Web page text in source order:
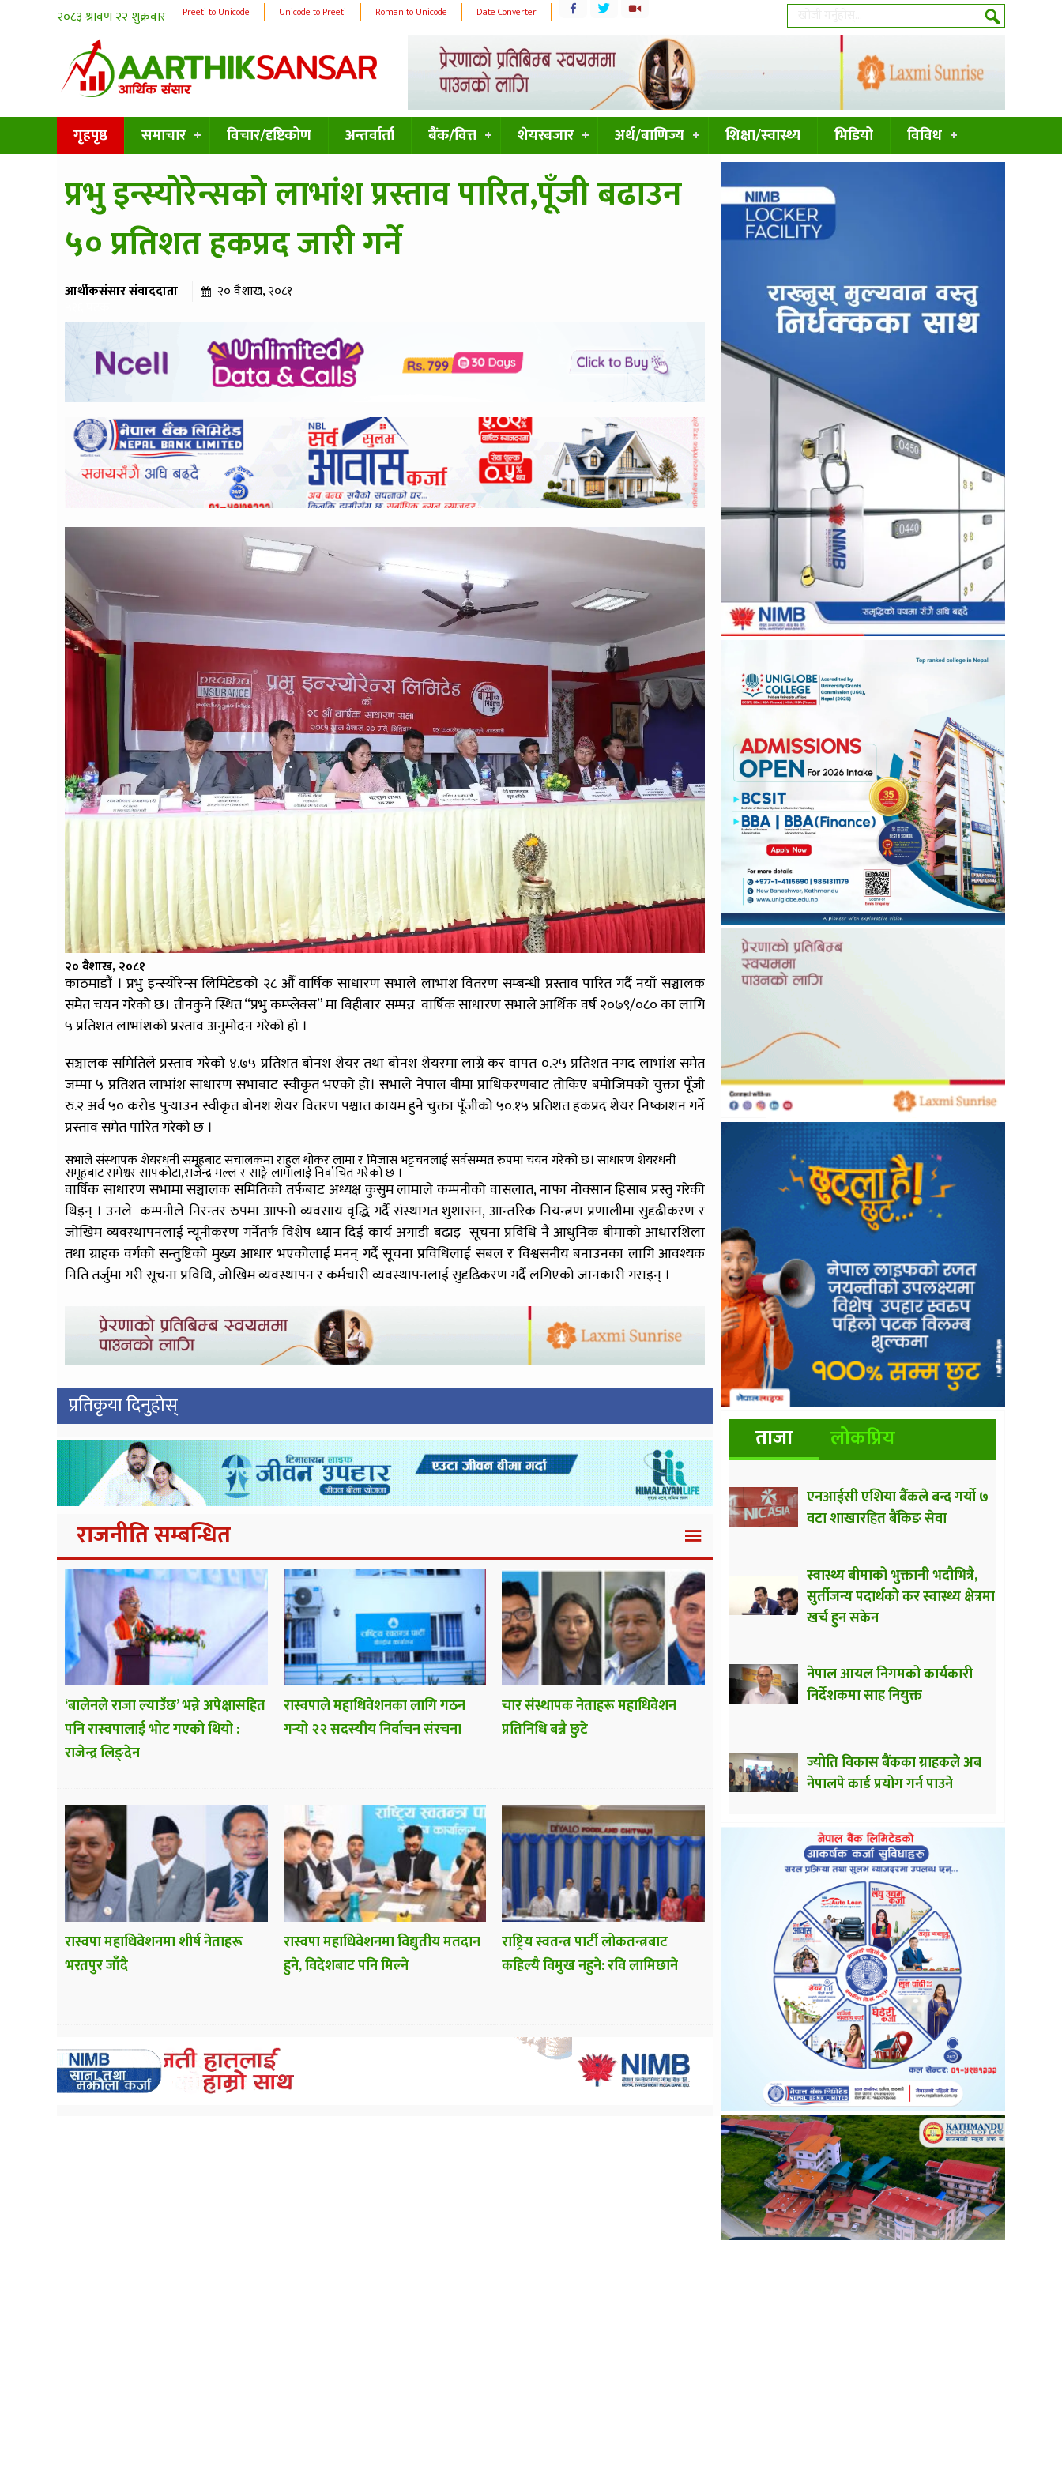
Preeti to Unicode Unicode to Preeti Roman to Unicode Date Converter
गृहपृष्ठ समाचार विचार/दृष्टिकोण अन्तर्वार्ता बैंक/वित्त शेयरबजार अर्थ/बाणिज्य शिक्षा/स्वास्थ्य भिडियो विविध
प्रभु इन्स्योरेन्सको लाभांश प्रस्ताव पारित,पूँजी बढाउन
५० प्रतिशत हकप्रद जारी गर्ने
आर्थीकसंसार संवाददाता २० वैशाख, २०८१
२० वैशाख, २०८१
काठमाडौं । प्रभु इन्स्योरेन्स लिमिटेडको २८ औँ वार्षिक साधारण सभाले लाभांश वितरण सम्बन्धी प्रस्ताव पारित गर्दै नयाँ सञ्चालक
समेत चयन गरेको छ। तीनकुने स्थित “प्रभु कम्प्लेक्स” मा बिहीबार सम्पन्न वार्षिक साधारण सभाले आर्थिक वर्ष २०७९/०८० का लागि
५ प्रतिशत लाभांशको प्रस्ताव अनुमोदन गरेको हो ।
सञ्चालक समितिले प्रस्ताव गरेको ४.७५ प्रतिशत बोनश शेयर तथा बोनश शेयरमा लाग्ने कर वापत ०.२५ प्रतिशत नगद लाभांश समेत
जम्मा ५ प्रतिशत लाभांश साधारण सभाबाट स्वीकृत भएको हो। सभाले नेपाल बीमा प्राधिकरणबाट तोकिए बमोजिमको चुक्ता पूँजी
रु.२ अर्व ५० करोड पुर्‍याउन स्वीकृत बोनश शेयर वितरण पश्चात कायम हुने चुक्ता पूँजीको ५०.१५ प्रतिशत हकप्रद शेयर निष्काशन गर्ने
प्रस्ताव समेत पारित गरेको छ ।
सभाले संस्थापक शेयरधनी समूहबाट संचालकमा राहुल थोकर लामा र मिजास भट्टचनलाई सर्वसम्मत रुपमा चयन गरेको छ। साधारण शेयरधनी
समूहबाट रामेश्वर सापकोटा,राजेन्द्र मल्ल र साङ्गे लामालाई निर्वाचित गरेको छ ।
वार्षिक साधारण सभामा सञ्चालक समितिको तर्फबाट अध्यक्ष कुसुम लामाले कम्पनीको वासलात, नाफा नोक्सान हिसाब प्रस्तु गरेकी
थिइन् । उनले कम्पनीले निरन्तर रुपमा आफ्नो व्यवसाय वृद्धि गर्दै संस्थागत शुशासन, आन्तरिक नियन्त्रण प्रणालीमा सुदृढीकरण र
जोखिम व्यवस्थापनलाई न्यूनीकरण गर्नेतर्फ विशेष ध्यान दिई कार्य अगाडी बढाइ सूचना प्रविधि नै आधुनिक बीमाको आधारशिला
तथा ग्राहक वर्गको सन्तुष्टिको मुख्य आधार भएकोलाई मनन् गर्दै सूचना प्रविधिलाई सबल र विश्वसनीय बनाउनका लागि आवश्यक
निति तर्जुमा गरी सूचना प्रविधि, जोखिम व्यवस्थापन र कर्मचारी व्यवस्थापनलाई सुदृढिकरण गर्दै लगिएको जानकारी गराइन् ।
प्रतिकृया दिनुहोस्
राजनीति सम्बन्धित
‘बालेनले राजा ल्याउँछ’ भन्ने अपेक्षासहित
पनि रास्वपालाई भोट गएको थियो :
राजेन्द्र लिङ्देन
रास्वपाले महाधिवेशनका लागि गठन
ग‍र्‍यो २२ सदस्यीय निर्वाचन संरचना
चार संस्थापक नेताहरू महाधिवेशन
प्रतिनिधि बन्नै छुटे
रास्वपा महाधिवेशनमा शीर्ष नेताहरू
भरतपुर जाँदै
रास्वपा महाधिवेशनमा विद्युतीय मतदान
हुने, विदेशबाट पनि मिल्ने
राष्ट्रिय स्वतन्त्र पार्टी लोकतन्त्रबाट
कहिल्यै विमुख नहुने: रवि लामिछाने
ताजा लोकप्रिय
एनआईसी एशिया बैंकले बन्द गर्यो ७
वटा शाखारहित बैंकिङ सेवा
स्वास्थ्य बीमाको भुक्तानी भदौभित्रै,
सुर्तीजन्य पदार्थको कर स्वास्थ्य क्षेत्रमा
खर्च हुन सकेन
नेपाल आयल निगमको कार्यकारी
निर्देशकमा साह नियुक्त
ज्योति विकास बैंकका ग्राहकले अब
नेपालपे कार्ड प्रयोग गर्न पाउने